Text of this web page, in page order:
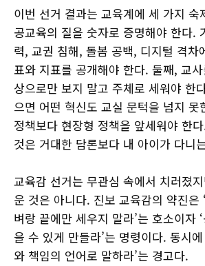
이번 선거 결과는 교육계에 세 가지 숙
공교육의 질을 숫자로 증명해야 한다.
력, 교권 침해, 돌봄 공백, 디지털 격차
표와 지표를 공개해야 한다. 둘째, 교
상으로만 보지 말고 주체로 세워야 한
으면 어떤 혁신도 교실 문턱을 넘지 못
정책보다 현장형 정책을 앞세워야 한
것은 거대한 담론보다 내 아이가 다니
교육감 선거는 무관심 속에서 치러졌
운 것은 아니다. 진보 교육감의 약진은
벼랑 끝에만 세우지 말라’는 호소이자
을 수 있게 만들라’는 명령이다. 동시
와 책임의 언어로 말하라’는 경고다.